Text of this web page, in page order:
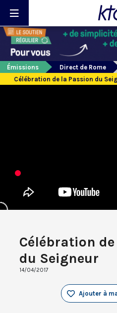
Émissions
Direct de Rome
Célébration de la Passion du
Célébration
du Seigneur
14/04/2017
Ajouter à